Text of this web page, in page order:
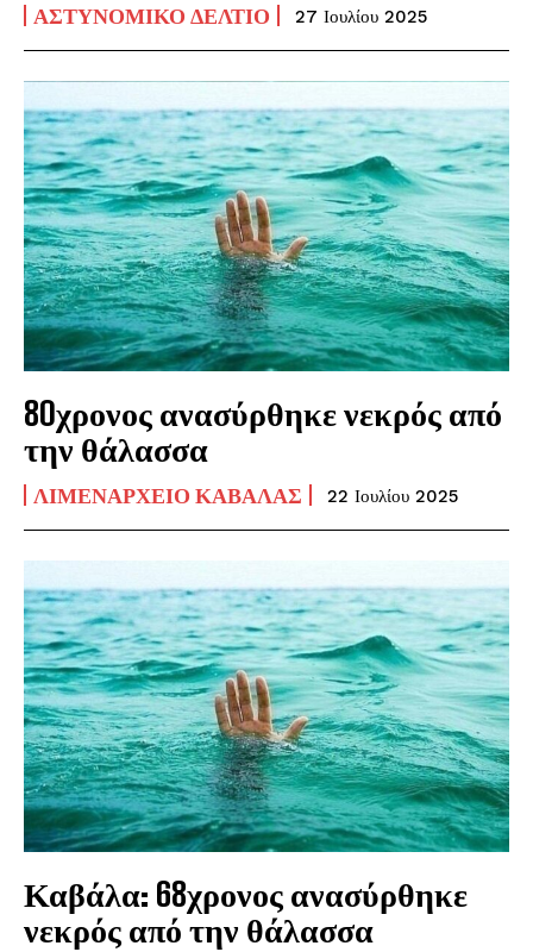
ΑΣΤΥΝΟΜΙΚΌ ΔΕΛΤΊΟ 27 Ιουλίου 2025
80χρονος ανασύρθηκε νεκρός από
την θάλασσα
ΛΙΜΕΝΑΡΧΕΊΟ ΚΑΒΆΛΑΣ 22 Ιουλίου 2025
Καβάλα: 68χρονος ανασύρθηκε
νεκρός από την θάλασσα